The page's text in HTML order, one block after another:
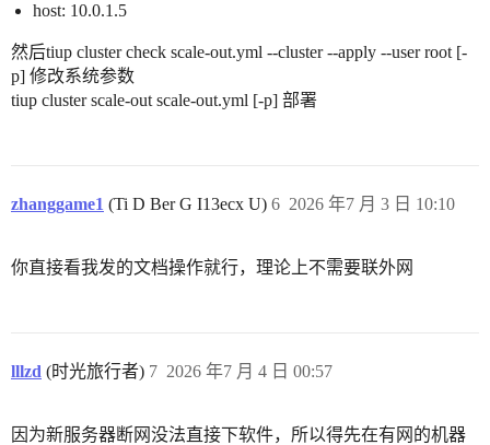
host: 10.0.1.5
然后tiup cluster check scale-out.yml --cluster --apply --user root [-
p] 修改系统参数
tiup cluster scale-out scale-out.yml [-p] 部署
zhanggame1 (Ti D Ber G I13ecx U) 2026 年7 月 3 日 10:10
6
你直接看我发的文档操作就行，理论上不需要联外网
lllzd (时光旅行者) 2026 年7 月 4 日 00:57
7
因为新服务器断网没法直接下软件，所以得先在有网的机器